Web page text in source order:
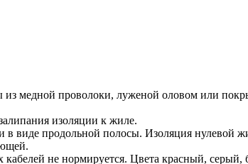
из медной проволоки, луженой оловом или
изоляции к жиле.
виде продольной полосы. Изоляция нулевой
не нормируется. Цвета красный, серый,